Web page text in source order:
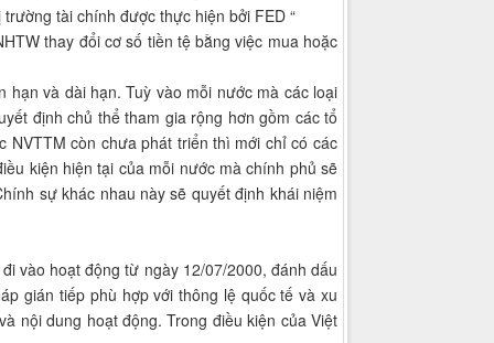
tài chính được thực hiện bởi FED “
thay đổi cơ số tiền tệ bằng việc mua hoặc
và dài hạn. Tuỳ vào mỗi nước mà các loại
định chủ thể tham gia rộng hơn gồm các tổ
còn chưa phát triển thì mới chỉ có các
kiện hiện tại của mỗi nước mà chính phủ sẽ
sự khác nhau này sẽ quyết định khái niệm
vào hoạt động từ ngày 12/07/2000, đánh dấu
gián tiếp phù hợp với thông lệ quốc tế và xu
nội dung hoạt động. Trong điều kiện của Việt